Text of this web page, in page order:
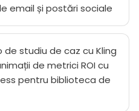
email și postări sociale
studiu de caz cu Kling
de metrici ROI cu
pentru biblioteca de